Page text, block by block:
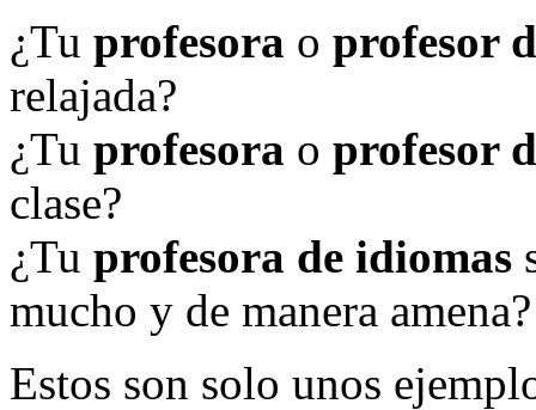
¿Tu profesora o profesor
relajada?
¿Tu profesora o profesor
clase?
¿Tu profesora de idiomas
mucho y de manera amena?
Estos son solo unos